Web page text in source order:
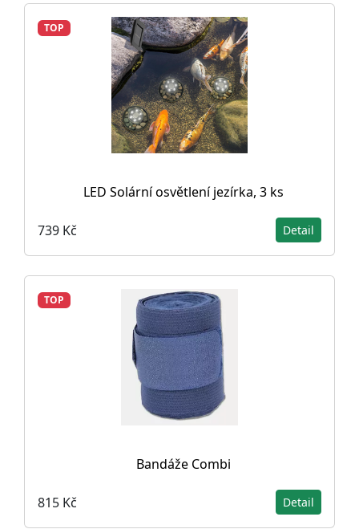
TOP
LED Solární osvětlení jezírka, 3 ks
739 Kč Detail
TOP
Bandáže Combi
815 Kč Detail